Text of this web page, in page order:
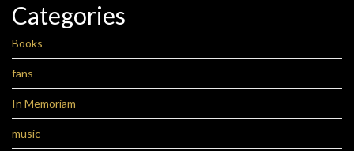
Categories
Books
fans
In Memoriam
music